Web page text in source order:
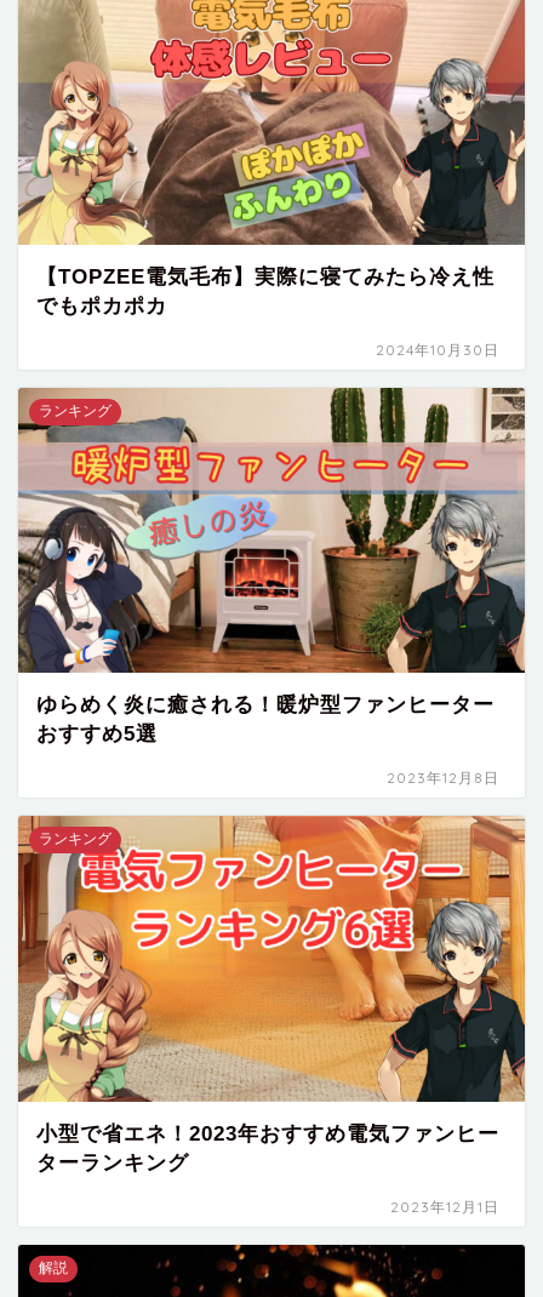
【TOPZEE電気毛布】実際に寝てみたら冷え性
でもポカポカ
2024年10月30日
ランキング
ゆらめく炎に癒される！暖炉型ファンヒーター
おすすめ5選
2023年12月8日
ランキング
小型で省エネ！2023年おすすめ電気ファンヒー
ターランキング
2023年12月1日
解説